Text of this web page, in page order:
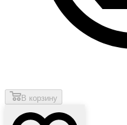
В корзину